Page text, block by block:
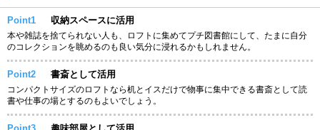
Point1 収納スペースに活用
本や雑誌を捨てられない人も、ロフトに集めてプチ図書館にして、たまに自分
のコレクションを眺めるのも良い気分に浸れるかもしれません。
Point2 書斎として活用
コンパクトサイズのロフトなら机とイスだけで物事に集中できる書斎として読
書や仕事の場とするのもよいでしょう。